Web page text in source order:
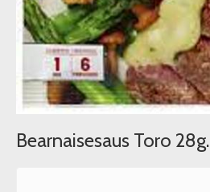
Bearnaisesaus Toro 28g.